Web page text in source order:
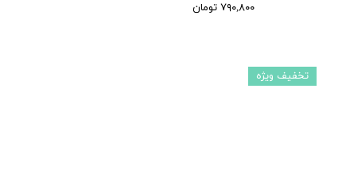
۷۹۰,۸۰۰ تومان
تخفیف ویژه